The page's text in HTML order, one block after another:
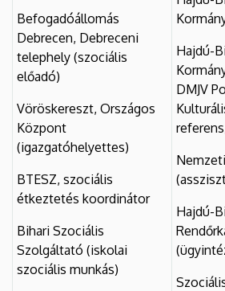
Befogadóállomás
Debrecen, Debreceni
telephely (szociális
előadó)
Vöröskereszt, Országos
Központ
(igazgatóhelyettes)
BTESZ, szociális
étkeztetés koordinátor
Bihari Szociális
Szolgáltató (iskolai
szociális munkás)
Hajdú-
DMJV
Hajdú-